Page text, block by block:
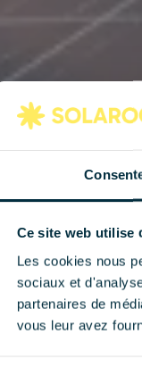
Ce site web utilise
Les cookies nous
sociaux et
partenaires de
vous leur avez